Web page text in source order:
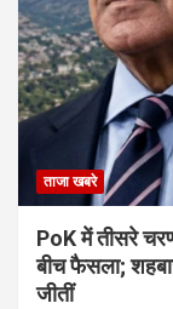
ताजा खबरे
PoK में तीसरे
बीच फैसला;
जीतीं